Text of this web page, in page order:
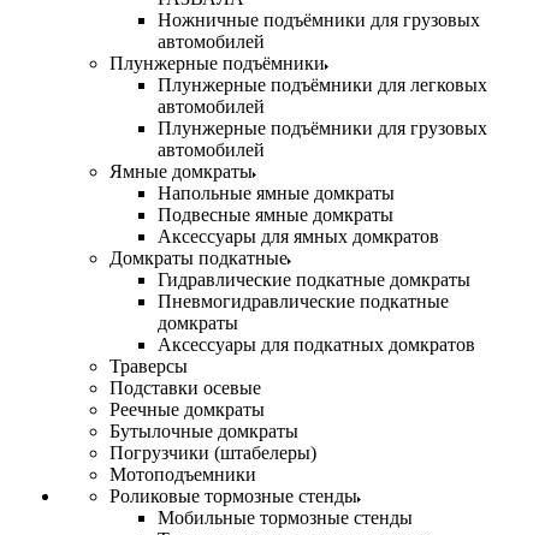
Ножничные подъёмники для грузовых
автомобилей
Плунжерные подъёмники
Плунжерные подъёмники для легковых
автомобилей
Плунжерные подъёмники для грузовых
автомобилей
Ямные домкраты
Напольные ямные домкраты
Подвесные ямные домкраты
Аксессуары для ямных домкратов
Домкраты подкатные
Гидравлические подкатные домкраты
Пневмогидравлические подкатные
домкраты
Аксессуары для подкатных домкратов
Траверсы
Подставки осевые
Реечные домкраты
Бутылочные домкраты
Погрузчики (штабелеры)
Мотоподъемники
Роликовые тормозные стенды
Мобильные тормозные стенды